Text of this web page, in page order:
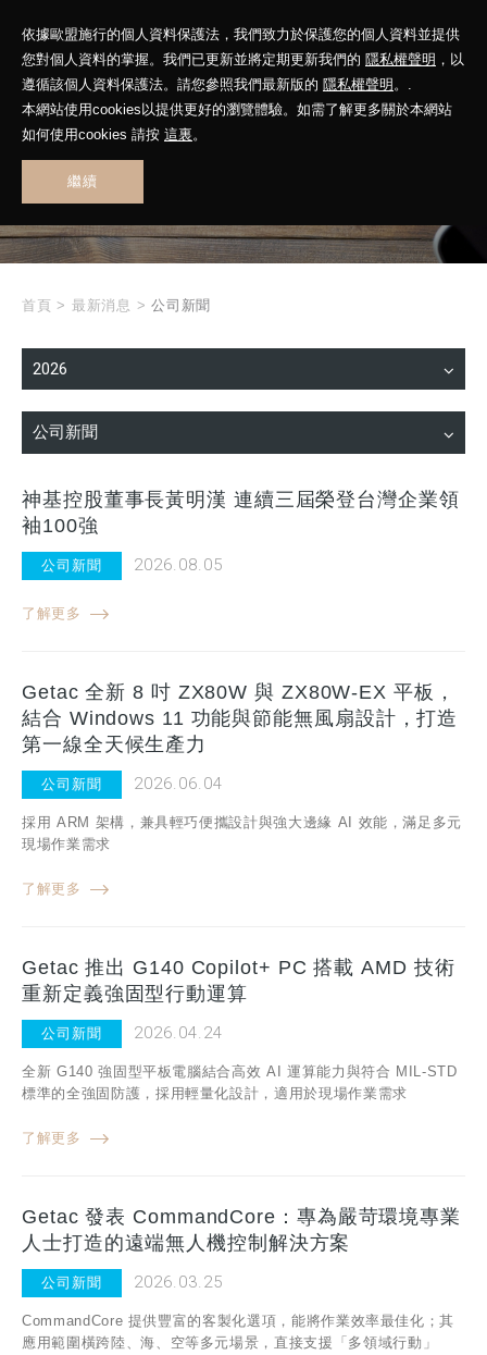
依據歐盟施行的個人資料保護法，我們致力於保護您的個人資料並提供
您對個人資料的掌握。我們已更新並將定期更新我們的 隱私權聲明 ，以
遵循該個人資料保護法。請您參照我們最新版的 隱私權聲明 。.
本網站使用cookies以提供更好的瀏覽體驗。如需了解更多關於本網站
如何使用cookies 請按 這裏。
繼續
WHAT'S NEW
首頁 > 最新消息 > 公司新聞
2026
公司新聞
神基控股董事長黃明漢 連續三屆榮登台灣企業領
袖100強
公司新聞 2026.08.05
了解更多
Getac 全新 8 吋 ZX80W 與 ZX80W-EX 平板，
結合 Windows 11 功能與節能無風扇設計，打造
第一線全天候生產力
公司新聞 2026.06.04
採用 ARM 架構，兼具輕巧便攜設計與強大邊緣 AI 效能，滿足多元
現場作業需求
了解更多
Getac 推出 G140 Copilot+ PC 搭載 AMD 技術
重新定義強固型行動運算
公司新聞 2026.04.24
全新 G140 強固型平板電腦結合高效 AI 運算能力與符合 MIL-STD
標準的全強固防護，採用輕量化設計，適用於現場作業需求
了解更多
Getac 發表 CommandCore：專為嚴苛環境專業
人士打造的遠端無人機控制解決方案
公司新聞 2026.03.25
CommandCore 提供豐富的客製化選項，能將作業效率最佳化；其
應用範圍橫跨陸、海、空等多元場景，直接支援「多領域行動」